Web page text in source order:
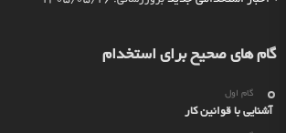
گام های صحیح برای استخدام
گام اول
آشنایی با قوانین کار